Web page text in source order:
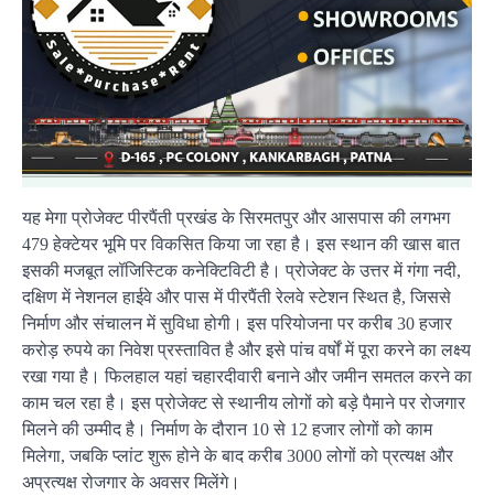
यह मेगा प्रोजेक्ट पीरपैंती प्रखंड के सिरमतपुर और आसपास की लगभग
479 हेक्टेयर भूमि पर विकसित किया जा रहा है। इस स्थान की खास बात
इसकी मजबूत लॉजिस्टिक कनेक्टिविटी है। प्रोजेक्ट के उत्तर में गंगा नदी,
दक्षिण में नेशनल हाईवे और पास में पीरपैंती रेलवे स्टेशन स्थित है, जिससे
निर्माण और संचालन में सुविधा होगी। इस परियोजना पर करीब 30 हजार
करोड़ रुपये का निवेश प्रस्तावित है और इसे पांच वर्षों में पूरा करने का लक्ष्य
रखा गया है। फिलहाल यहां चहारदीवारी बनाने और जमीन समतल करने का
काम चल रहा है। इस प्रोजेक्ट से स्थानीय लोगों को बड़े पैमाने पर रोजगार
मिलने की उम्मीद है। निर्माण के दौरान 10 से 12 हजार लोगों को काम
मिलेगा, जबकि प्लांट शुरू होने के बाद करीब 3000 लोगों को प्रत्यक्ष और
अप्रत्यक्ष रोजगार के अवसर मिलेंगे।